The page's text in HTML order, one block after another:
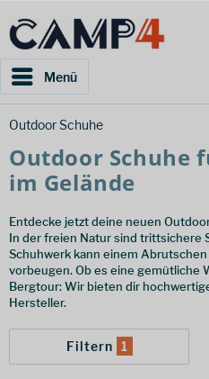
Menü
Outdoor Schuhe
Outdoor Schuhe
im Gelände
Entdecke jetzt deine neuen
In der freien Natur sind trittsichere
Schuhwerk kann einem
vorbeugen. Ob es eine gemütliche
Bergtour: Wir bieten dir
Hersteller.
Filtern 1